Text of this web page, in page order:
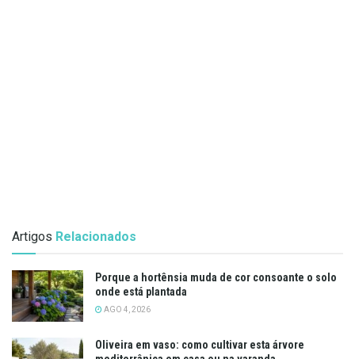
Artigos Relacionados
Porque a hortênsia muda de cor consoante o solo
onde está plantada
AGO 4, 2026
Oliveira em vaso: como cultivar esta árvore